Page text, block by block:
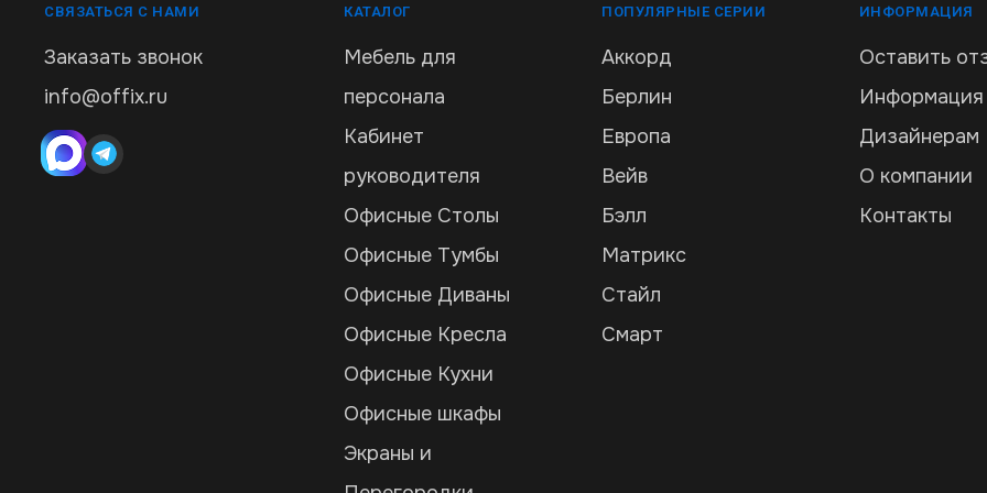
СВЯЗАТЬСЯ С НАМИ
Заказать звонок
info@offix.ru
КАТАЛОГ
Мебель для
персонала
Кабинет
руководителя
Офисные Столы
Офисные Тумбы
Офисные Диваны
Офисные Кресла
Офисные Кухни
Офисные шкафы
Экраны и
ПОПУЛЯРНЫЕ СЕРИИ
Аккорд
Берлин
Европа
Вейв
Бэлл
Матрикс
Стайл
Смарт
ИНФОРМАЦИЯ
Оставить
Информация
Дизайнерам
О компании
Контакты